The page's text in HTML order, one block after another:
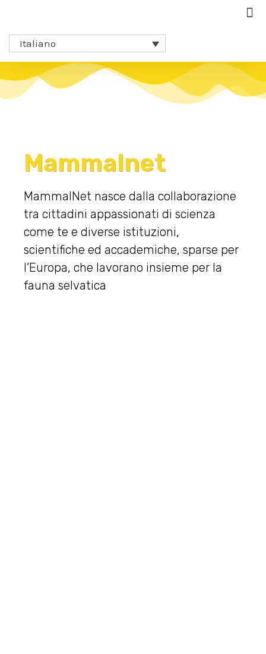
Italiano
Mammalnet​
MammalNet nasce dalla collaborazione
tra cittadini appassionati di scienza
come te e diverse istituzioni,
scientifiche ed accademiche, sparse per
l’Europa, che lavorano insieme per la
fauna selvatica